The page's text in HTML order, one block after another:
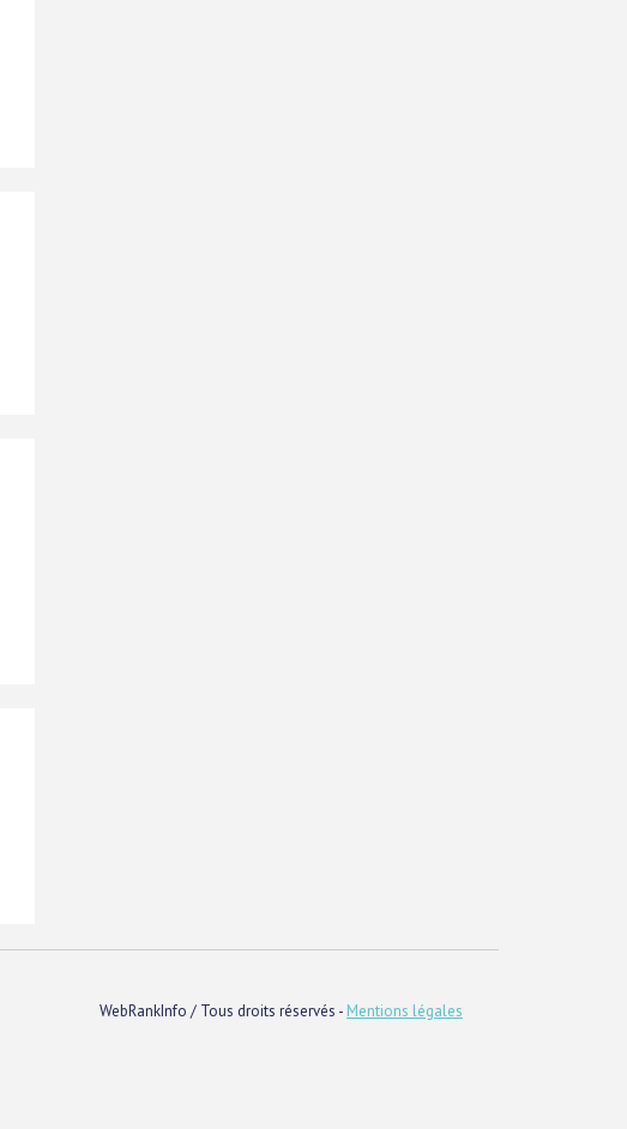
WebRankInfo / Tous droits réservés - Mentions légales